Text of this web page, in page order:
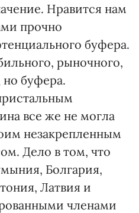
Нравится нам
прочно
буфера.
рыночного,
но буфера.
все же не могла
незакрепленным
Дело в том, что
Болгария,
Латвия и
членами